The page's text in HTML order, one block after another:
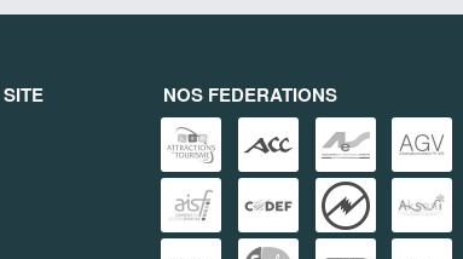
NOS FEDERATIONS